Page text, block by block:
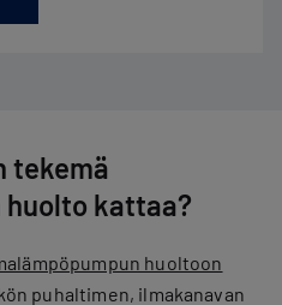
tekemä
kattaa?
huoltoon
puhaltimen, ​​ilmakanavan